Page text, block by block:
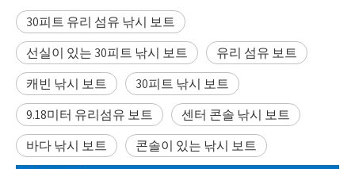
30피트 유리 섬유 낚시 보트
선실이 있는 30피트 낚시 보트
유리 섬유 보트
캐빈 낚시 보트
30피트 낚시 보트
9.18미터 유리섬유 보트
센터 콘솔 낚시 보트
바다 낚시 보트
콘솔이 있는 낚시 보트